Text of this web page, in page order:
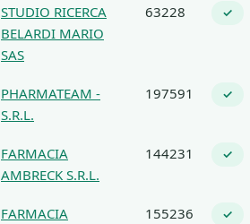
STUDIO RICERCA
BELARDI MARIO
SAS
63228 ✓
PHARMATEAM -
S.R.L.
197591 ✓
FARMACIA
AMBRECK S.R.L.
144231 ✓
FARMACIA
155236 ✓